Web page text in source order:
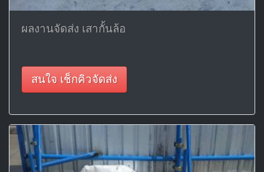
ผลงานจัดส่ง เสากั้นล้อ
สนใจ เช็กคิวจัดส่ง